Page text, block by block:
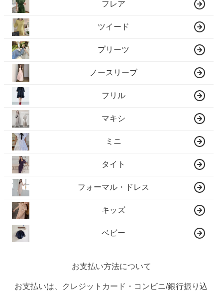
フレア
ツイード
プリーツ
ノースリーブ
フリル
マキシ
ミニ
タイト
フォーマル・ドレス
キッズ
ベビー
お支払い方法について
お支払いは、クレジットカード・コンビニ/銀行振り込